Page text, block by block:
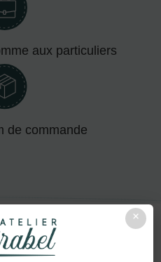
×
aux particuliers
de commande